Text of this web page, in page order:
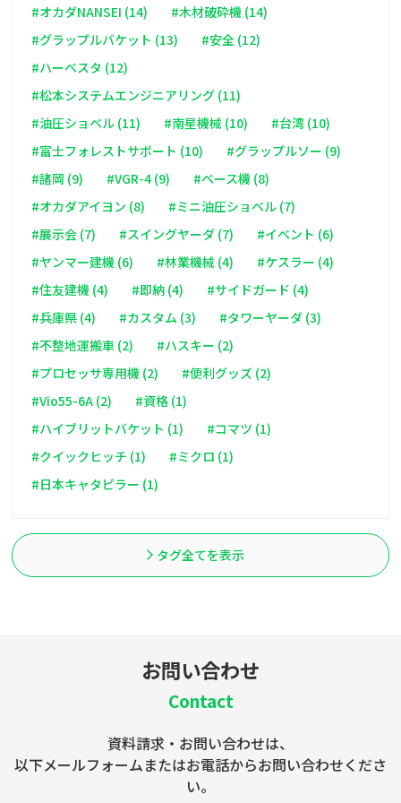
#オカダNANSEI (14)
#木材破砕機 (14)
#グラップルバケット (13)
#安全 (12)
#ハーベスタ (12)
#松本システムエンジニアリング (11)
#油圧ショベル (11)
#南星機械 (10)
#台湾 (10)
#富士フォレストサポート (10)
#グラップルソー (9)
#諸岡 (9)
#VGR-4 (9)
#ベース機 (8)
#オカダアイヨン (8)
#ミニ油圧ショベル (7)
#展示会 (7)
#スイングヤーダ (7)
#イベント (6)
#ヤンマー建機 (6)
#林業機械 (4)
#ケスラー (4)
#住友建機 (4)
#即納 (4)
#サイドガード (4)
#兵庫県 (4)
#カスタム (3)
#タワーヤーダ (3)
#不整地運搬車 (2)
#ハスキー (2)
#プロセッサ専用機 (2)
#便利グッズ (2)
#Vio55-6A (2)
#資格 (1)
#ハイブリットバケット (1)
#コマツ (1)
#クイックヒッチ (1)
#ミクロ (1)
#日本キャタピラー (1)
タグ全てを表示
お問い合わせ
Contact
資料請求・お問い合わせは、
以下メールフォームまたはお電話からお問い合わせくださ
い。